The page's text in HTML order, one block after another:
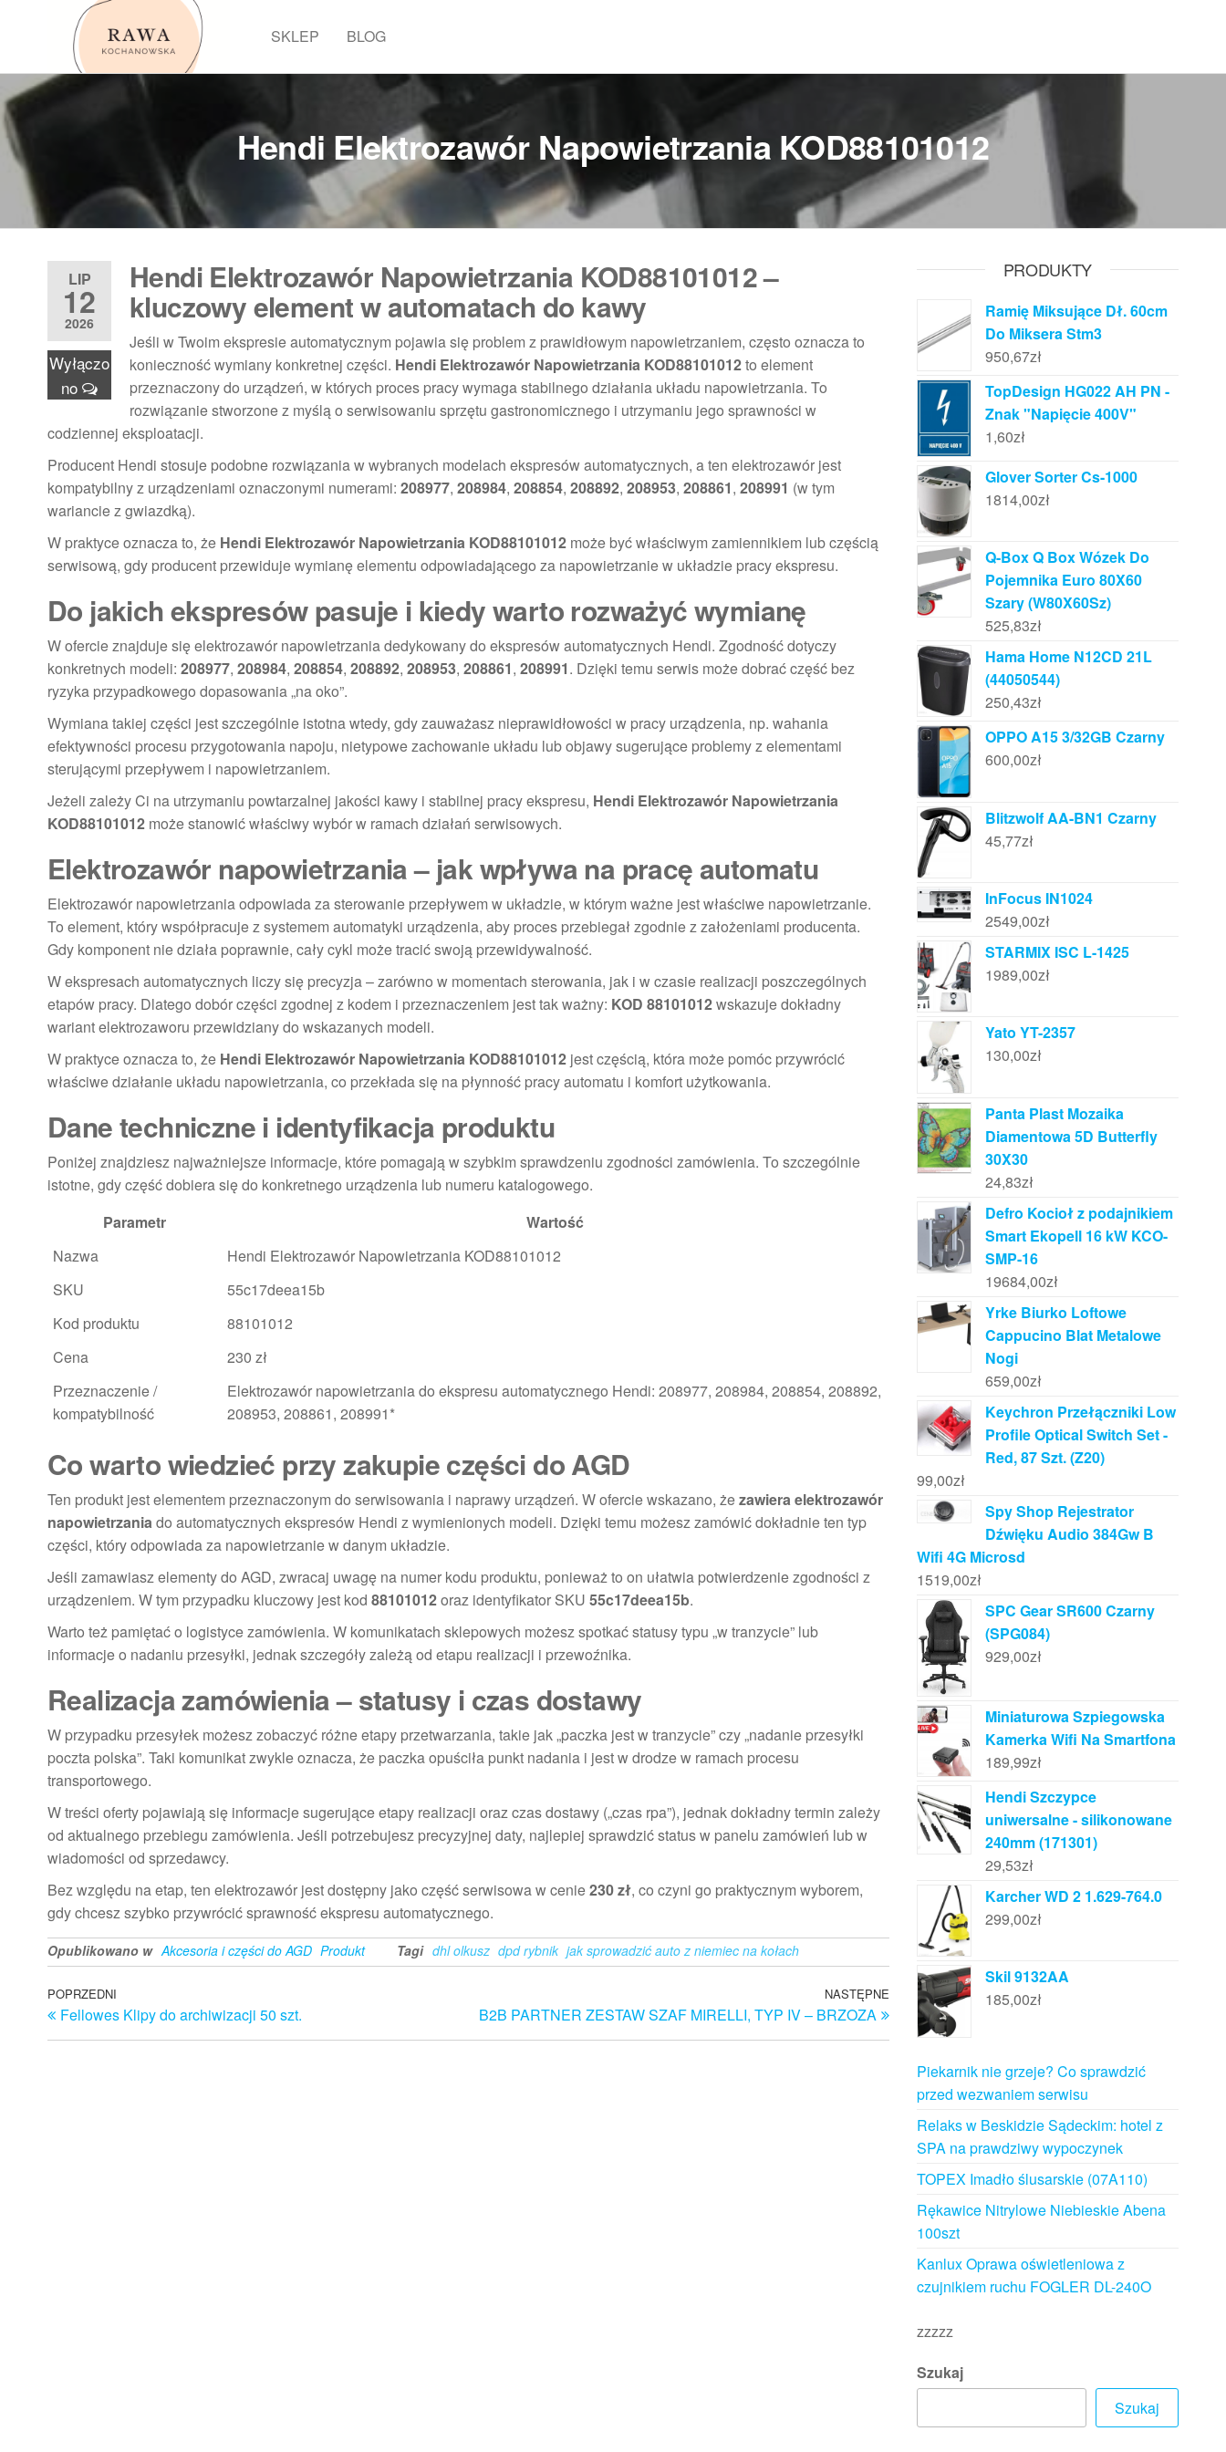
SKLEP BLOG
Hendi Elektrozawór Napowietrzania KOD88101012
LIP
12
2026
Wyłączo
no
Hendi Elektrozawór Napowietrzania KOD88101012 –
kluczowy element w automatach do kawy
Jeśli w Twoim ekspresie automatycznym pojawia się problem z prawidłowym napowietrzaniem, często oznacza to
konieczność wymiany konkretnej części. Hendi Elektrozawór Napowietrzania KOD88101012to element
przeznaczony do urządzeń, w których proces pracy wymaga stabilnego działania układu napowietrzania. To
rozwiązanie stworzone z myślą o serwisowaniu sprzętu gastronomicznego i utrzymaniu jego sprawności w
codziennej eksploatacji.
Producent Hendi stosuje podobne rozwiązania w wybranych modelach ekspresów automatycznych, a ten elektrozawór jest
kompatybilny z urządzeniami oznaczonymi numerami: 208977, 208984, 208854, 208892, 208953, 208861, 208991 (w tym
wariancie z gwiazdką).
W praktyce oznacza to, że Hendi Elektrozawór Napowietrzania KOD88101012 może być właściwym zamiennikiem lub częścią
serwisową, gdy producent przewiduje wymianę elementu odpowiadającego za napowietrzanie w układzie pracy ekspresu.
Do jakich ekspresów pasuje i kiedy warto rozważyć wymianę
W ofercie znajduje się elektrozawór napowietrzania dedykowany do ekspresów automatycznych Hendi. Zgodność dotyczy
konkretnych modeli: 208977, 208984, 208854, 208892, 208953, 208861, 208991. Dzięki temu serwis może dobrać część bez
ryzyka przypadkowego dopasowania „na oko”.
Wymiana takiej części jest szczególnie istotna wtedy, gdy zauważasz nieprawidłowości w pracy urządzenia, np. wahania
efektywności procesu przygotowania napoju, nietypowe zachowanie układu lub objawy sugerujące problemy z elementami
sterującymi przepływem i napowietrzaniem.
Jeżeli zależy Ci na utrzymaniu powtarzalnej jakości kawy i stabilnej pracy ekspresu, Hendi Elektrozawór Napowietrzania
KOD88101012 może stanowić właściwy wybór w ramach działań serwisowych.
Elektrozawór napowietrzania – jak wpływa na pracę automatu
Elektrozawór napowietrzania odpowiada za sterowanie przepływem w układzie, w którym ważne jest właściwe napowietrzanie.
To element, który współpracuje z systemem automatyki urządzenia, aby proces przebiegał zgodnie z założeniami producenta.
Gdy komponent nie działa poprawnie, cały cykl może tracić swoją przewidywalność.
W ekspresach automatycznych liczy się precyzja – zarówno w momentach sterowania, jak i w czasie realizacji poszczególnych
etapów pracy. Dlatego dobór części zgodnej z kodem i przeznaczeniem jest tak ważny: KOD 88101012wskazuje dokładny
wariant elektrozaworu przewidziany do wskazanych modeli.
W praktyce oznacza to, że Hendi Elektrozawór Napowietrzania KOD88101012 jest częścią, która może pomóc przywrócić
właściwe działanie układu napowietrzania, co przekłada się na płynność pracy automatu i komfort użytkowania.
Dane techniczne i identyfikacja produktu
Poniżej znajdziesz najważniejsze informacje, które pomagają w szybkim sprawdzeniu zgodności zamówienia. To szczególnie
istotne, gdy część dobiera się do konkretnego urządzenia lub numeru katalogowego.
Parametr
Wartość
Nazwa
Hendi Elektrozawór Napowietrzania KOD88101012
SKU
55c17deea15b
Kod produktu
88101012
Cena
230 zł
Przeznaczenie /
kompatybilność
Elektrozawór napowietrzania do ekspresu automatycznego Hendi: 208977, 208984, 208854, 208892,
208953, 208861, 208991*
Co warto wiedzieć przy zakupie części do AGD
Ten produkt jest elementem przeznaczonym do serwisowania i naprawy urządzeń. W ofercie wskazano, żezawiera elektrozawór
napowietrzaniado automatycznych ekspresów Hendi z wymienionych modeli. Dzięki temu możesz zamówić dokładnie ten typ
części, który odpowiada za napowietrzanie w danym układzie.
Jeśli zamawiasz elementy do AGD, zwracaj uwagę na numer kodu produktu, ponieważ to on ułatwia potwierdzenie zgodności z
urządzeniem. W tym przypadku kluczowy jest kod 88101012oraz identyfikator SKU 55c17deea15b.
Warto też pamiętać o logistyce zamówienia. W komunikatach sklepowych możesz spotkać statusy typu „w tranzycie” lub
informacje o nadaniu przesyłki, jednak szczegóły zależą od etapu realizacji i przewoźnika.
Realizacja zamówienia – statusy i czas dostawy
W przypadku przesyłek możesz zobaczyć różne etapy przetwarzania, takie jak „paczka jest w tranzycie” czy „nadanie przesyłki
poczta polska”. Taki komunikat zwykle oznacza, że paczka opuściła punkt nadania i jest w drodze w ramach procesu
transportowego.
W treści oferty pojawiają się informacje sugerujące etapy realizacji oraz czas dostawy („czas rpa”), jednak dokładny termin zależy
od aktualnego przebiegu zamówienia. Jeśli potrzebujesz precyzyjnej daty, najlepiej sprawdzić status w panelu zamówień lub w
wiadomości od sprzedawcy.
Bez względu na etap, ten elektrozawór jest dostępny jako część serwisowa w cenie230 zł, co czyni go praktycznym wyborem,
gdy chcesz szybko przywrócić sprawność ekspresu automatycznego.
Opublikowano w Akcesoria i części do AGD Produkt Tagi dhl olkusz dpd rybnik jak sprowadzić auto z niemiec na kołach
Nawigacja
wpisu
Poprzedni
wpis
POPRZEDNI
Fellowes Klipy do archiwizacji 50 szt.
Następny
wpis
NASTĘPNE
B2B PARTNER ZESTAW SZAF MIRELLI, TYP IV – BRZOZA
PRODUKTY
Ramię Miksujące Dł. 60cm
Do Miksera Stm3
950,67zł
TopDesign HG022 AH PN -
Znak "Napięcie 400V"
1,60zł
Glover Sorter Cs-1000
1814,00zł
Q-Box Q Box Wózek Do
Pojemnika Euro 80X60
Szary (W80X60Sz)
525,83zł
Hama Home N12CD 21L
(44050544)
250,43zł
OPPO A15 3/32GB Czarny
600,00zł
Blitzwolf AA-BN1 Czarny
45,77zł
InFocus IN1024
2549,00zł
STARMIX ISC L-1425
1989,00zł
Yato YT-2357
130,00zł
Panta Plast Mozaika
Diamentowa 5D Butterfly
30X30
24,83zł
Defro Kocioł z podajnikiem
Smart Ekopell 16 kW KCO-
SMP-16
19684,00zł
Yrke Biurko Loftowe
Cappucino Blat Metalowe
Nogi
659,00zł
Keychron Przełączniki Low
Profile Optical Switch Set -
Red, 87 Szt. (Z20)
99,00zł
Spy Shop Rejestrator
Dźwięku Audio 384Gw B
Wifi 4G Microsd
1519,00zł
SPC Gear SR600 Czarny
(SPG084)
929,00zł
Miniaturowa Szpiegowska
Kamerka Wifi Na Smartfona
189,99zł
Hendi Szczypce
uniwersalne - silikonowane
240mm (171301)
29,53zł
Karcher WD 2 1.629-764.0
299,00zł
Skil 9132AA
185,00zł
Piekarnik nie grzeje? Co sprawdzić
przed wezwaniem serwisu
Relaks w Beskidzie Sądeckim: hotel z
SPA na prawdziwy wypoczynek
TOPEX Imadło ślusarskie (07A110)
Rękawice Nitrylowe Niebieskie Abena
100szt
Kanlux Oprawa oświetleniowa z
czujnikiem ruchu FOGLER DL-240O
zzzzz
Szukaj
Szukaj